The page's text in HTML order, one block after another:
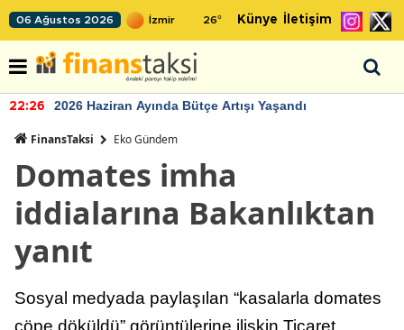
06 Ağustos 2026 26° Künye İletişim
22:26 2026 Haziran Ayında Bütçe Artışı Yaşandı
FinansTaksi Eko Gündem
Domates imha
iddialarına Bakanlıktan
yanıt
Sosyal medyada paylaşılan “kasalarla domates
çöpe döküldü” görüntülerine ilişkin Ticaret